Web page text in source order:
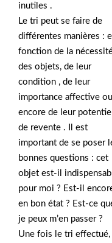
inutiles .
Le tri peut se faire de
différentes manières :
fonction de la
des objets, de leur
condition , de leur
importance affective ou
encore de leur potentiel
de revente . Il est
important de se poser
bonnes questions : cet
objet est-il
pour moi ? Est-il
en bon état ? Est-ce
je peux m’en passer ?
Une fois le tri effectué,